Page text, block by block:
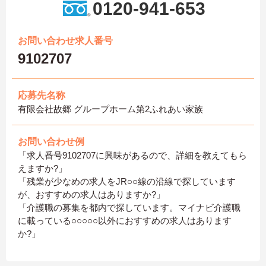
0120-941-653
お問い合わせ求人番号
9102707
応募先名称
有限会社故郷 グループホーム第2ふれあい家族
お問い合わせ例
「求人番号9102707に興味があるので、詳細を教えてもら
えますか?」
「残業が少なめの求人をJR○○線の沿線で探しています
が、おすすめの求人はありますか?」
「介護職の募集を都内で探しています。マイナビ介護職
に載っている○○○○○以外におすすめの求人はあります
か?」